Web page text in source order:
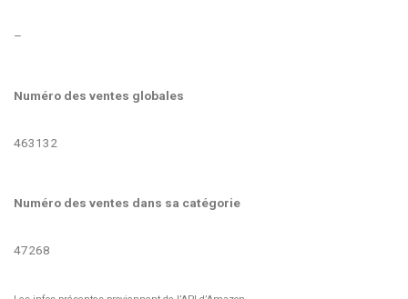
–
Numéro des ventes globales
463132
Numéro des ventes dans sa catégorie
47268